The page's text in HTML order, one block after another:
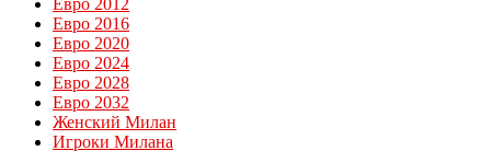
Евро 2012
Евро 2016
Евро 2020
Евро 2024
Евро 2028
Евро 2032
Женский Милан
Игроки Милана